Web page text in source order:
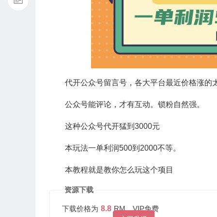
代开公众号留言号，各大平台最近价格涨的
公众号能评论，才有互动。锁粉自然强。
这种公众号代开猛到3000元
本玩法一单利润500到2000不等。
本教程就是教你怎么玩这个项目
资源下载
下载价格为 8.8 RM，VIP免费